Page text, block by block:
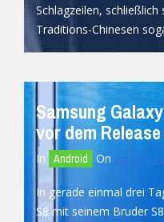
Schlagzeilen,
Traditions-Chinesen
READ MORE
Samsung
vor dem
In Android On 26.
In gerade einmal drei
S8 mit seinem Bruder